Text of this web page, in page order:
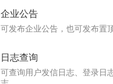
企业公告
可发布企业公告，也可发布置
日志查询
可查询用户发信日志、登录日